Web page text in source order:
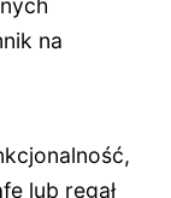
na
lub regał